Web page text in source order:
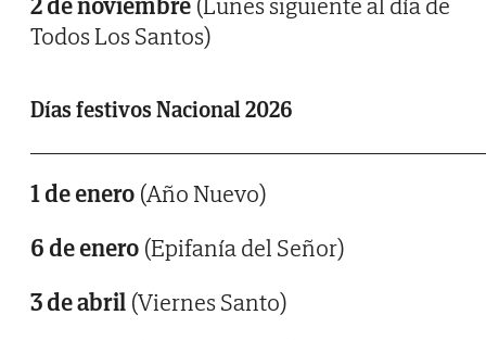
Todos Los Santos)
Días festivos Nacional 2026
1 de enero (Año Nuevo)
6 de enero (Epifanía del Señor)
3 de abril (Viernes Santo)